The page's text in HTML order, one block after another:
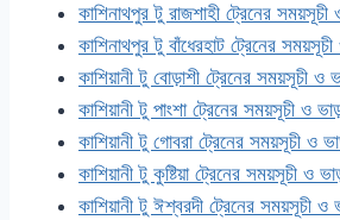
কাশিনাথপুর টু রাজশাহী ট্রেনের সময়সূচী
কাশিনাথপুর টু বাঁধেরহাট ট্রেনের
কাশিয়ানী টু বোড়াশী ট্রেনের সময়সূচী ও
কাশিয়ানী টু পাংশা ট্রেনের সময়সূচী ও
কাশিয়ানী টু গোবরা ট্রেনের সময়সূচী ও
কাশিয়ানী টু কুষ্টিয়া ট্রেনের সময়সূচী ও
কাশিয়ানী টু ঈশ্বরদী ট্রেনের সময়সূচী ও